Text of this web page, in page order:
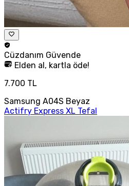
Cüzdanım Güvende
Elden al, kartla öde!
7.700 TL
Samsung A04S Beyaz
Actifry Express XL Tefal